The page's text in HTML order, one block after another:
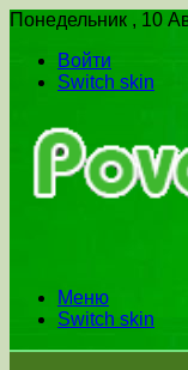
Понедельник , 10
Войти
Switch skin
Меню
Switch skin